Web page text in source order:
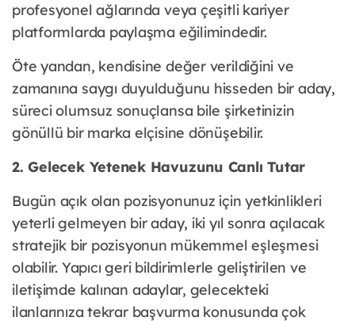
profesyonel ağlarında veya çeşitli kariyer
platformlarda paylaşma eğilimindedir.
Öte yandan, kendisine değer verildiğini ve
zamanına saygı duyulduğunu hisseden bir aday,
süreci olumsuz sonuçlansa bile şirketinizin
gönüllü bir marka elçisine dönüşebilir.
2. Gelecek Yetenek Havuzunu Canlı Tutar
Bugün açık olan pozisyonunuz için yetkinlikleri
yeterli gelmeyen bir aday, iki yıl sonra açılacak
stratejik bir pozisyonun mükemmel eşleşmesi
olabilir. Yapıcı geri bildirimlerle geliştirilen ve
iletişimde kalınan adaylar, gelecekteki
ilanlarınıza tekrar başvurma konusunda çok